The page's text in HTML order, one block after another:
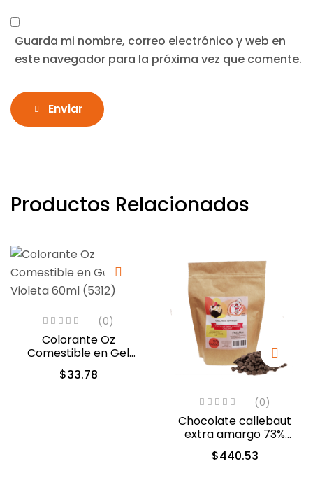
Guarda mi nombre, correo electrónico y web en
este navegador para la próxima vez que comente.
Enviar
Productos Relacionados
(0)
Colorante Oz
Comestible en Gel
Violeta 60ml (5312)
$33.78
(0)
Chocolate callebaut
extra amargo 73%
cacao (40-804)
$440.53